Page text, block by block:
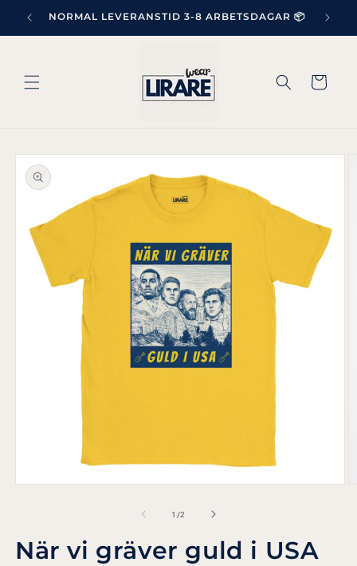
vidare
till
innehåll
NORMAL LEVERANSTID 3-8 ARBETSDAGAR 📦
Varukorg
1 /av
2
När vi gräver guld i USA